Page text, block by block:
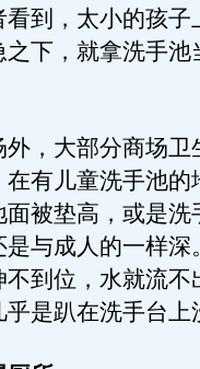
到，太小的孩子
下，就拿洗手池
，大部分商场卫
有儿童洗手池的
被垫高，或是洗
与成人的一样深
到位，水就流不
是趴在洗手台上